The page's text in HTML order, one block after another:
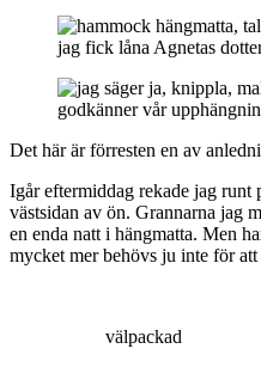
jag fick låna Agnetas
godkänner vår
Det här är förresten en av
Igår eftermiddag rekade jag runt
västsidan av ön. Grannarna jag
en enda natt i hängmatta. Men
mycket mer behövs ju inte för
välpackad